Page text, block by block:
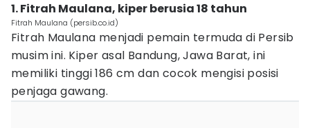
1. Fitrah Maulana, kiper berusia 18 tahun
Fitrah Maulana (persib.co.id)
Fitrah Maulana menjadi pemain termuda di Persib
musim ini. Kiper asal Bandung, Jawa Barat, ini
memiliki tinggi 186 cm dan cocok mengisi posisi
penjaga gawang.